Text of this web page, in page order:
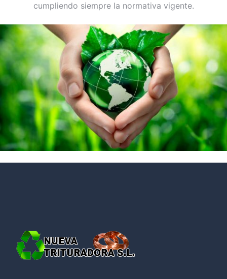
cumpliendo siempre la normativa vigente.